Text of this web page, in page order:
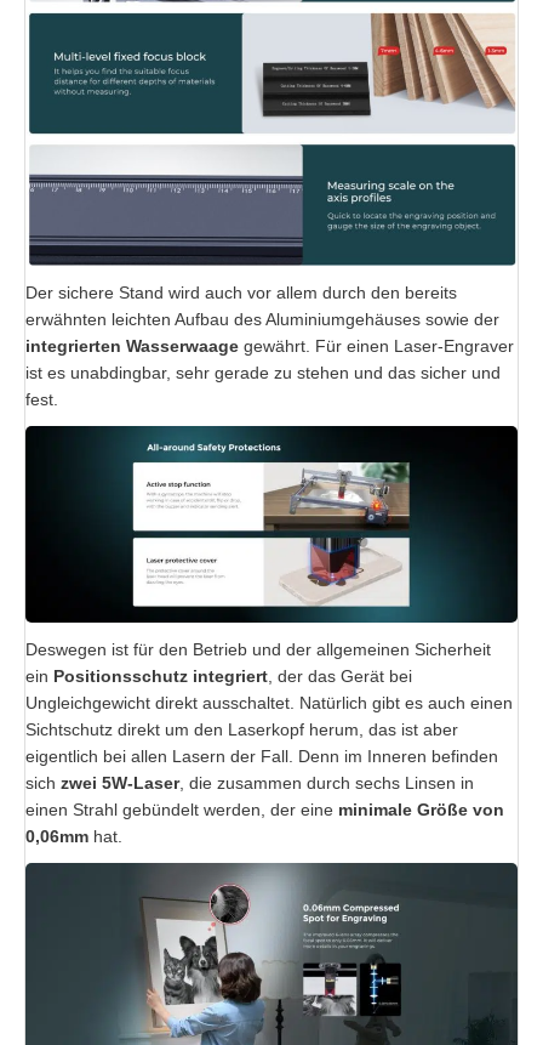
Der sichere Stand wird auch vor allem durch den bereits
erwähnten leichten Aufbau des Aluminiumgehäuses sowie der
integrierten Wasserwaage gewährt. Für einen Laser-Engraver
ist es unabdingbar, sehr gerade zu stehen und das sicher und
fest.
Deswegen ist für den Betrieb und der allgemeinen Sicherheit
ein Positionsschutz integriert, der das Gerät bei
Ungleichgewicht direkt ausschaltet. Natürlich gibt es auch einen
Sichtschutz direkt um den Laserkopf herum, das ist aber
eigentlich bei allen Lasern der Fall. Denn im Inneren befinden
sich zwei 5W-Laser, die zusammen durch sechs Linsen in
einen Strahl gebündelt werden, der eine minimale Größe von
0,06mm hat.